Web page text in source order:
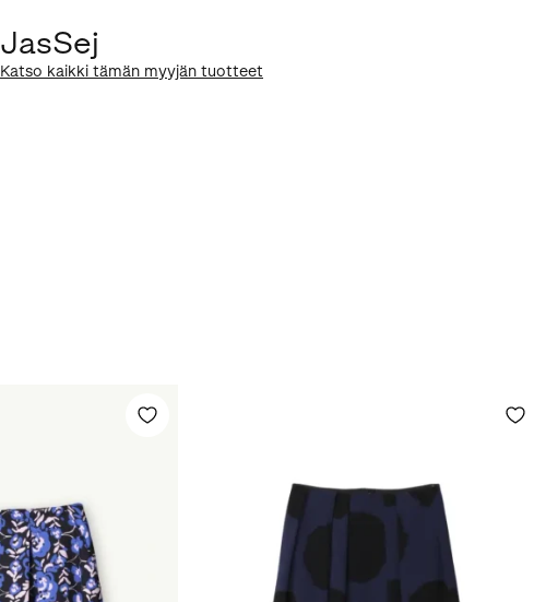
JasSej
Katso kaikki tämän myyjän tuotteet